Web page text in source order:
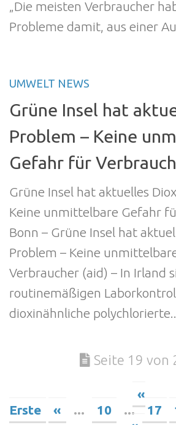
„Die meisten Verbraucher
Probleme damit, aus einer
UMWELT NEWS
Grüne Insel hat
Problem – Keine
Gefahr für
Grüne Insel hat aktuelles
Keine unmittelbare Gefahr
Bonn – Grüne Insel hat
Problem – Keine
Verbraucher (aid) – In Irland
routinemäßigen
dioxinähnliche polychlorierte...
Seite 19 von
«
Erste
« ... 10 ... 17